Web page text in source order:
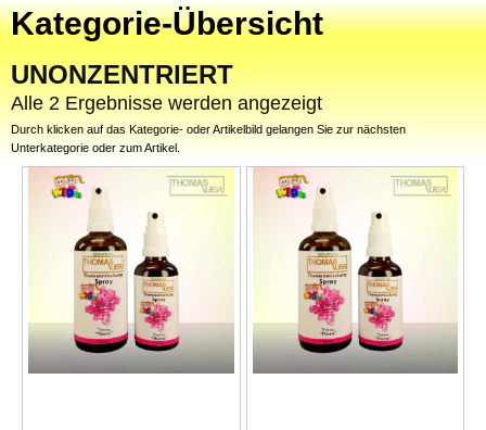
Kategorie-Übersicht
UNONZENTRIERT
Alle 2 Ergebnisse werden angezeigt
Durch klicken auf das Kategorie- oder Artikelbild gelangen Sie zur nächsten
Unterkategorie oder zum Artikel.